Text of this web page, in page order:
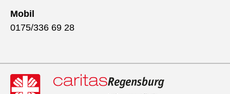
Mobil
0175/336 69 28